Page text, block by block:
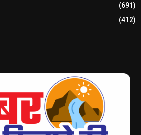
(691)
(412)